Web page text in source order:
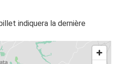
indiquera la dernière